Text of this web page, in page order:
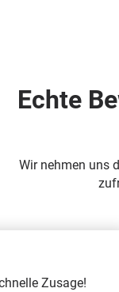
Echte
Wir nehmen uns
Zusage!